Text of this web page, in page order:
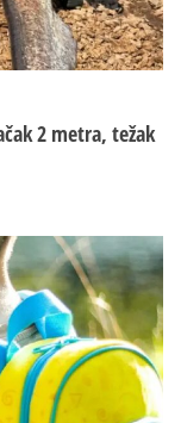
2 metra, težak